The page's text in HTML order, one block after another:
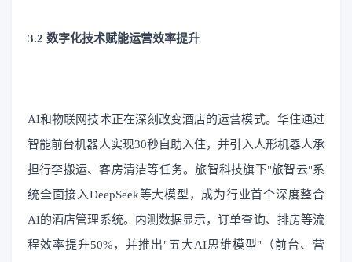
3.2 数字化技术赋能运营效率提升
AI和物联网技术正在深刻改变酒店的运营模式。华住通过
智能前台机器人实现30秒自助入住，并引入人形机器人承
担行李搬运、客房清洁等任务。旅智科技旗下"旅智云"系
统全面接入DeepSeek等大模型，成为行业首个深度整合
AI的酒店管理系统。内测数据显示，订单查询、排房等流
程效率提升50%，并推出"五大AI思维模型"（前台、营